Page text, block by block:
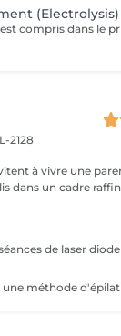
(Electrolysis)
2128
à vivre une